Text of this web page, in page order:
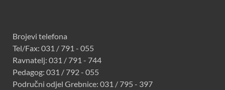
Brojevi telefona
Tel/Fax: 031 / 791 - 055
Ravnatelj: 031 / 791 - 744
Pedagog: 031 / 792 - 055
Područni odjel Grebnice: 031 / 795 - 397